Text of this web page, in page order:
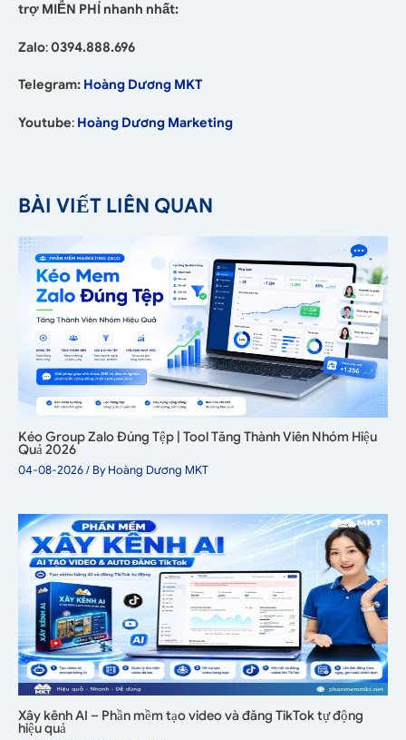
trợ MIỄN PHÍ nhanh nhất:
Zalo:0394.888.696
Telegram: Hoàng Dương MKT
Youtube: Hoàng Dương Marketing
BÀI VIẾT LIÊN QUAN
Kéo Group Zalo Đúng Tệp | Tool Tăng Thành Viên Nhóm Hiệu
Quả 2026
04-08-2026/ ByHoàng Dương MKT
Xây kênh AI – Phần mềm tạo video và đăng TikTok tự động
hiệu quả